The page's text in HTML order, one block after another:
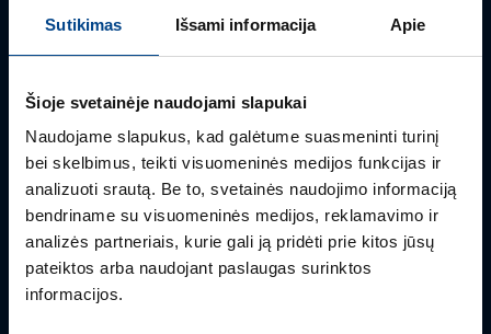
Sutikimas Išsami informacija Apie
Šioje svetainėje naudojami slapukai
Naudojame slapukus, kad galėtume suasmeninti turinį
bei skelbimus, teikti visuomeninės medijos funkcijas ir
analizuoti srautą. Be to, svetainės naudojimo informaciją
bendriname su visuomeninės medijos, reklamavimo ir
analizės partneriais, kurie gali ją pridėti prie kitos jūsų
pateiktos arba naudojant paslaugas surinktos
informacijos.
Turite klausimų? Susisiekite
Mielai atsakysime į Jums aktualius klausimus.